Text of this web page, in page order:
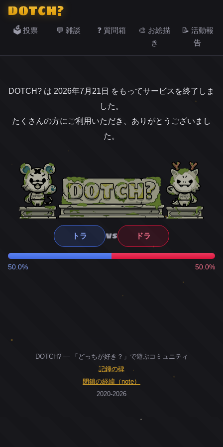
DOTCH?
🗳️ 投票 💬 雑談 ❓ 質問箱
🎨 お絵描
き
📝 活動報
告
DOTCH? は 2026年7月21日 をもってサービスを終了しま
した。
たくさんの方にご利用いただき、ありがとうございまし
た。
トラ VS ドラ
50.0% 50.0%
DOTCH? — 「どっちが好き？」で遊ぶコミュニティ
記録の碑
閉鎖の経緯（note）
2020-2026